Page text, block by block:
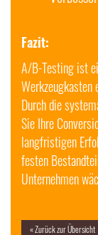
Fazit:
A/B-Testing ist
Durch die
Sie Ihre
langfristigen
festen
Unternehmen
« Zurück zur Übersicht